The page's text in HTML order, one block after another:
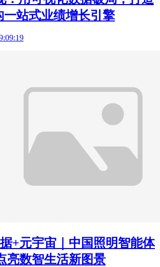
一站式业绩增长引擎
+元宇宙｜中国照明智能体
亮数智生活新图景